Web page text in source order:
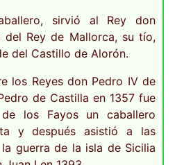
sirvió al Rey don
del Rey de Mallorca, su tío,
del Castillo de Alorón.
los Reyes don Pedro IV de
de Castilla en 1357 fue
los Fayos un caballero
y después asistió a las
guerra de la isla de Sicilia